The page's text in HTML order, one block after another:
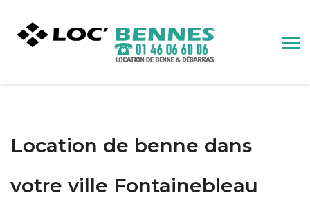
Location de benne dans
votre ville Fontainebleau